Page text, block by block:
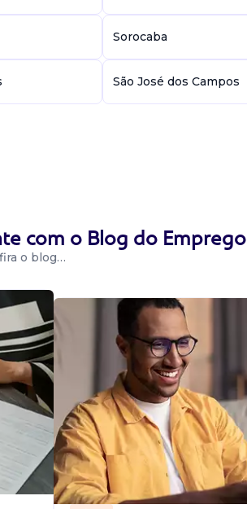
a segurança
Sorocaba
São José dos Campos
com o Blog do Emprego
o blog…